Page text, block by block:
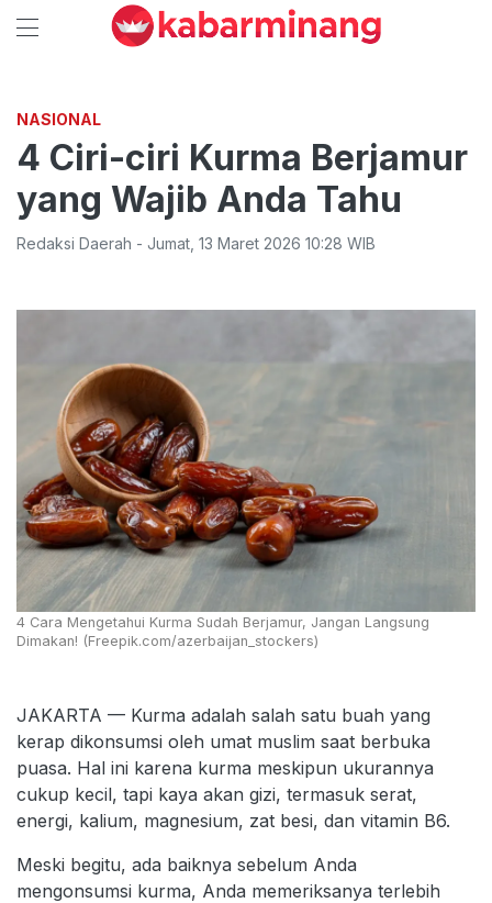
NASIONAL
4 Ciri-ciri Kurma Berjamur
yang Wajib Anda Tahu
Redaksi Daerah - Jumat 13 Maret 2026 10:28 WIB
4 Cara Mengetahui Kurma Sudah Berjamur, Jangan Langsung
Dimakan! (Freepik.com/azerbaijan_stockers)
JAKARTA — Kurma adalah salah satu buah yang
kerap dikonsumsi oleh umat muslim saat berbuka
puasa. Hal ini karena kurma meskipun ukurannya
cukup kecil, tapi kaya akan gizi, termasuk serat,
energi, kalium, magnesium, zat besi, dan vitamin B6.
Meski begitu, ada baiknya sebelum Anda
mengonsumsi kurma, Anda memeriksanya terlebih